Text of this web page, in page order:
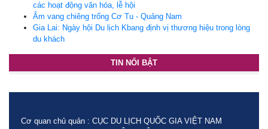
các hoạt động văn hóa, lễ hội
Âm vang chiêng trống Cơ Tu - Quảng Nam
Gia Lai: Ngày hội Du lịch Kbang định vị thương hiệu trong lòng
du khách
TIN NỔI BẬT
Cơ quan chủ quản : CỤC DU LỊCH QUỐC GIA VIỆT NAM